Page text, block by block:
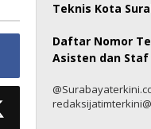
Teknis Kota
Daftar Nomor
Asisten dan Staf